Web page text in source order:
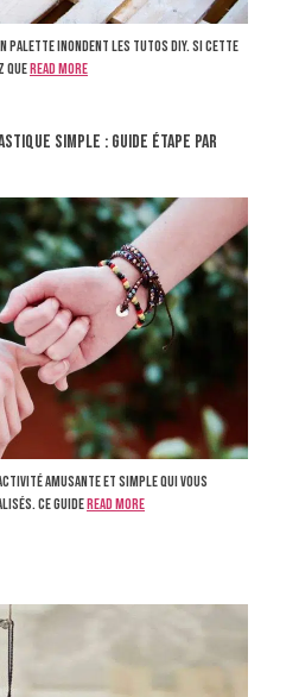
palette inondent les tutos DIY. Si cette
queRead more
Simple : Guide Étape par
amusante et simple qui vous
Ce guideRead more